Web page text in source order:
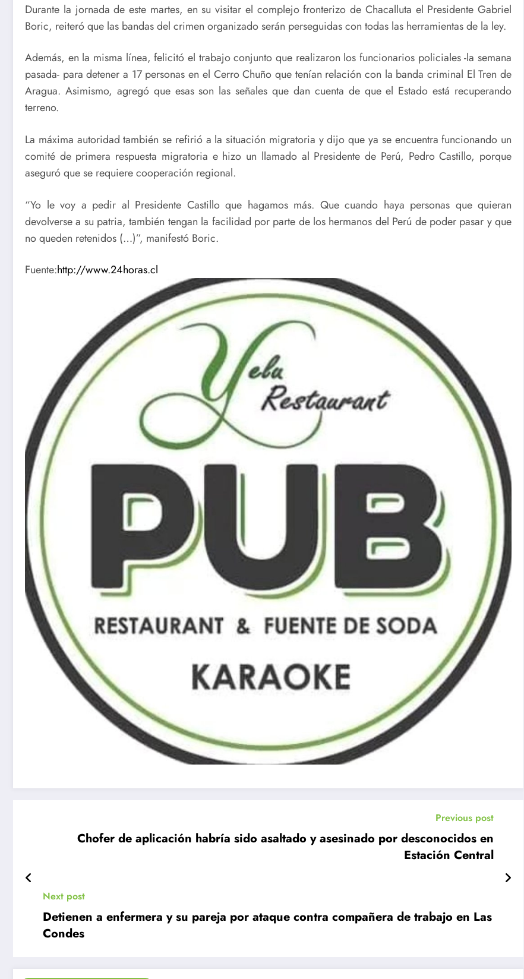
Durante la jornada de este martes, en su visitar el complejo fronterizo de Chacalluta el Presidente Gabriel
Boric, reiteró que las bandas del crimen organizado serán perseguidas con todas las herramientas de la ley.
Además, en la misma línea, felicitó el trabajo conjunto que realizaron los funcionarios policiales -la semana
pasada- para detener a 17 personas en el Cerro Chuño que tenían relación con la banda criminal El Tren de
Aragua. Asimismo, agregó que esas son las señales que dan cuenta de que el Estado está recuperando
terreno.
La máxima autoridad también se refirió a la situación migratoria y dijo que ya se encuentra funcionando un
comité de primera respuesta migratoria e hizo un llamado al Presidente de Perú, Pedro Castillo, porque
aseguró que se requiere cooperación regional.
“Yo le voy a pedir al Presidente Castillo que hagamos más. Que cuando haya personas que quieran
devolverse a su patria, también tengan la facilidad por parte de los hermanos del Perú de poder pasar y que
no queden retenidos (…)”, manifestó Boric.
Fuente:http://www.24horas.cl
Previous post
Chofer de aplicación habría sido asaltado y asesinado por desconocidos en
Estación Central
Next post
Detienen a enfermera y su pareja por ataque contra compañera de trabajo en Las
Condes